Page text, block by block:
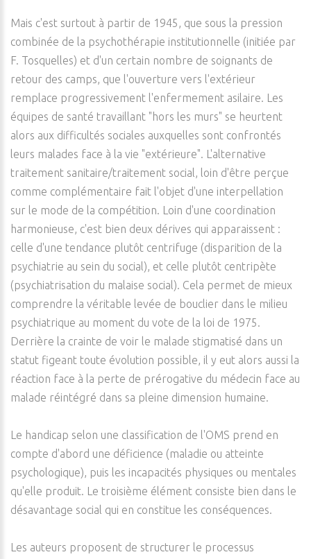
Mais c'est surtout à partir de 1945, que sous la pression
combinée de la psychothérapie institutionnelle (initiée par
F. Tosquelles) et d'un certain nombre de soignants de
retour des camps, que l'ouverture vers l'extérieur
remplace progressivement l'enfermement asilaire. Les
équipes de santé travaillant "hors les murs" se heurtent
alors aux difficultés sociales auxquelles sont confrontés
leurs malades face à la vie "extérieure". L'alternative
traitement sanitaire/traitement social, loin d'être perçue
comme complémentaire fait l'objet d'une interpellation
sur le mode de la compétition. Loin d'une coordination
harmonieuse, c'est bien deux dérives qui apparaissent :
celle d'une tendance plutôt centrifuge (disparition de la
psychiatrie au sein du social), et celle plutôt centripète
(psychiatrisation du malaise social). Cela permet de mieux
comprendre la véritable levée de bouclier dans le milieu
psychiatrique au moment du vote de la loi de 1975.
Derrière la crainte de voir le malade stigmatisé dans un
statut figeant toute évolution possible, il y eut alors aussi la
réaction face à la perte de prérogative du médecin face au
malade réintégré dans sa pleine dimension humaine.
Le handicap selon une classification de l'OMS prend en
compte d'abord une déficience (maladie ou atteinte
psychologique), puis les incapacités physiques ou mentales
qu'elle produit. Le troisième élément consiste bien dans le
désavantage social qui en constitue les conséquences.
Les auteurs proposent de structurer le processus